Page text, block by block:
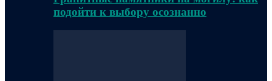
подойти к выбору осознанно